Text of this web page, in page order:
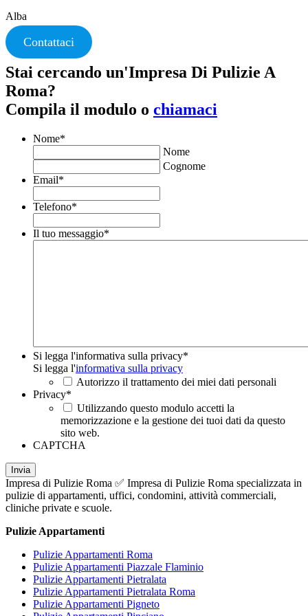
Alba
Contattaci
Stai cercando un'Impresa Di Pulizie A
Roma?
Compila il modulo o chiamaci
Nome*
Nome
Cognome
Email*
Telefono*
Il tuo messaggio*
Si legga l'informativa sulla privacy*
Si legga l'informativa sulla privacy
Autorizzo il trattamento dei miei dati personali
Privacy*
Utilizzando questo modulo accetti la
memorizzazione e la gestione dei tuoi dati da questo
sito web.
CAPTCHA
Impresa di Pulizie Roma ✅ Impresa di Pulizie Roma specializzata in
pulizie di appartamenti, uffici, condomini, attività commerciali,
cliniche private e scuole.
Pulizie Appartamenti
Pulizie Appartamenti Roma
Pulizie Appartamenti Piazzale Flaminio
Pulizie Appartamenti Pietralata
Pulizie Appartamenti Pietralata Roma
Pulizie Appartamenti Pigneto